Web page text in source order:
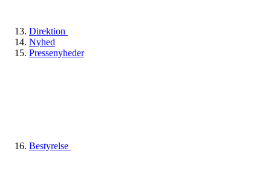
Direktion
Nyhed
Pressenyheder
Bestyrelse